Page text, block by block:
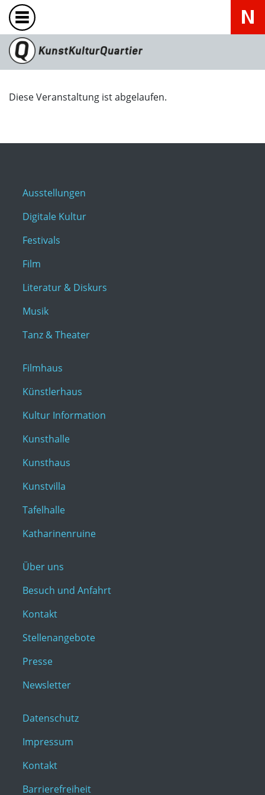
Diese Veranstaltung ist abgelaufen.
Ausstellungen
Digitale Kultur
Festivals
Film
Literatur & Diskurs
Musik
Tanz & Theater
Filmhaus
Künstlerhaus
Kultur Information
Kunsthalle
Kunsthaus
Kunstvilla
Tafelhalle
Katharinenruine
Über uns
Besuch und Anfahrt
Kontakt
Stellenangebote
Presse
Newsletter
Datenschutz
Impressum
Kontakt
Barrierefreiheit